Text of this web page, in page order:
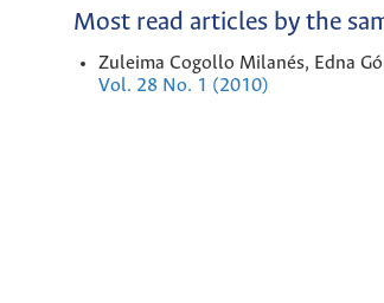
Most read articles by the
Zuleima Cogollo Milanés, Edna
Vol. 28 No. 1 (2010)